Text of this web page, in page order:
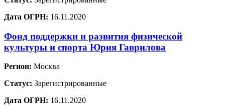
Дата ОГРН: 16.11.2020
Фонд поддержки и развития физической
культуры и спорта Юрия Гаврилова
Регион: Москва
Статус: Зарегистрированные
Дата ОГРН: 16.11.2020